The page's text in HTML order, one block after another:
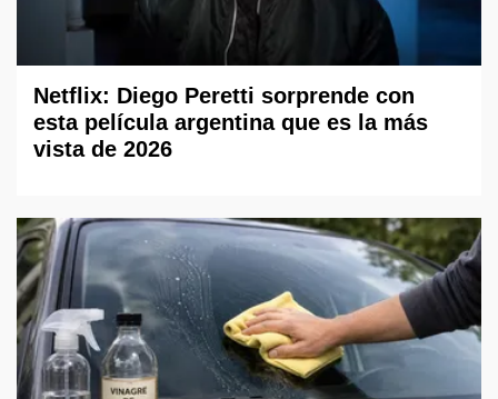
Netflix: Diego Peretti sorprende con
esta película argentina que es la más
vista de 2026